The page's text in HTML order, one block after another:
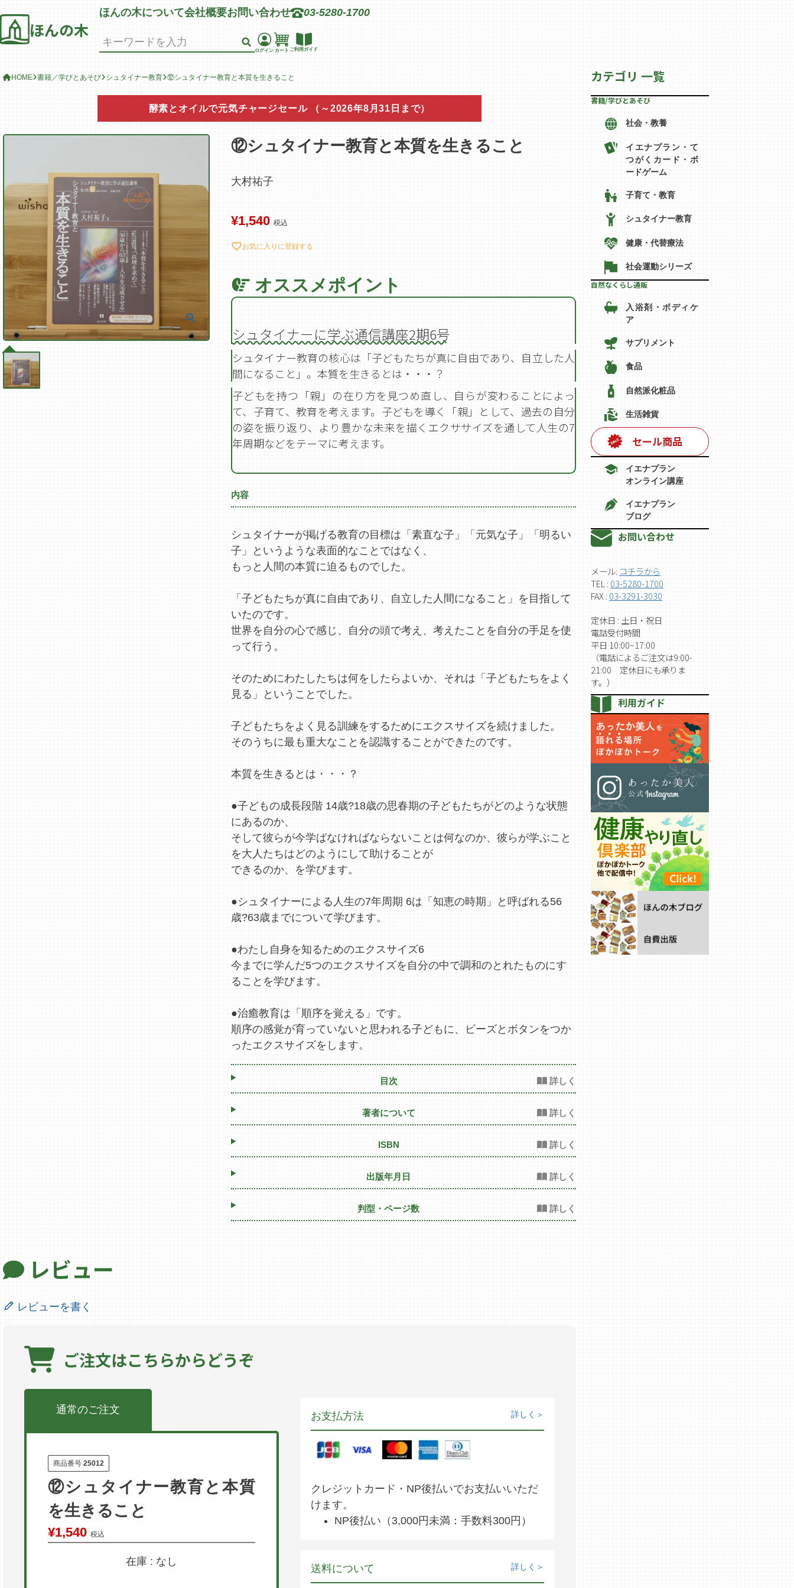
ほんの木
ほんの木について会社概要お問い合わせ 03-5280-1700
ログイン カート ご利用ガイド
カテゴリ 一覧
書籍/学びとあそび
社会・教養
イエナプラン・て
つがくカード・ボ
ードゲーム
子育て・教育
シュタイナー教育
健康・代替療法
社会運動シリーズ
自然なくらし通販
入浴剤・ボディケ
ア
サプリメント
食品
自然派化粧品
生活雑貨
セール商品
イエナプラン
オンライン講座
イエナプラン
ブログ
お問い合わせ
メール: コチラから
TEL : 03-5280-1700
FAX : 03-3291-3030
定休日 : 土日・祝日
電話受付時間
平日 10:00~17:00
（電話によるご注文は9:00-
21:00 定休日にも承りま
す。）
利用ガイド
HOME 書籍／学びとあそび シュタイナー教育 ⑫シュタイナー教育と本質を生きること
酵素とオイルで元気チャージセール （～2026年8月31日まで）
⑫シュタイナー教育と本質を生きること
大村祐子
お気に入りに登録する
¥1,540 税込
シュタイナーに学ぶ通信講座2期6号
シュタイナー教育の核心は「子どもたちが真に自由であり、自立した人
間になること」。本質を生きるとは・・・？
子どもを持つ「親」の在り方を見つめ直し、自らが変わることによっ
て、子育て、教育を考えます。子どもを導く「親」として、過去の自分
の姿を振り返り、より豊かな未来を描くエクササイズを通して人生の7
年周期などをテーマに考えます。
内容
シュタイナーが掲げる教育の目標は「素直な子」「元気な子」「明るい
子」というような表面的なことではなく、
もっと人間の本質に迫るものでした。
「子どもたちが真に自由であり、自立した人間になること」を目指して
いたのです。
世界を自分の心で感じ、自分の頭で考え、考えたことを自分の手足を使
って行う。
そのためにわたしたちは何をしたらよいか、それは「子どもたちをよく
見る」ということでした。
子どもたちをよく見る訓練をするためにエクスサイズを続けました。
そのうちに最も重大なことを認識することができたのです。
本質を生きるとは・・・？
●子どもの成長段階 14歳?18歳の思春期の子どもたちがどのような状態
にあるのか、
そして彼らが今学ばなければならないことは何なのか、彼らが学ぶこと
を大人たちはどのようにして助けることが
できるのか、を学びます。
●シュタイナーによる人生の7年周期 6は「知恵の時期」と呼ばれる56
歳?63歳までについて学びます。
●わたし自身を知るためのエクスサイズ6
今までに学んだ5つのエクスサイズを自分の中で調和のとれたものにす
ることを学びます。
●治癒教育は「順序を覚える」です。
順序の感覚が育っていないと思われる子どもに、ビーズとボタンをつか
ったエクスサイズをします。
目次
著者について
ISBN
出版年月日
判型・ページ数
レビュー
レビューを書く
ご注文はこちらからどうぞ
通常のご注文
商品番号 25012
⑫シュタイナー教育と本質
を生きること
¥1,540 税込
在庫 なし
お支払方法 詳しく
クレジットカード・NP後払いでお支払いいただ
けます。
NP後払い（3,000円未満：手数料300円）
送料について 詳しく